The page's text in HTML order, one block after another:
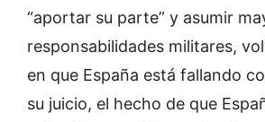
“aportar su parte” y asumir
responsabilidades militares,
en que España está fallando
su juicio, el hecho de que